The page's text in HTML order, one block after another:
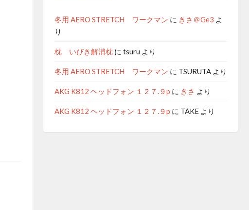
冬用 AERO STRETCH ワークマン に きさ＠Ge3 よ
り
枕 いびき解消枕 に tsuru より
冬用 AERO STRETCH ワークマン に TSURUTAより
AKG K812 ヘッドフォン １２７.９p に きさ より
AKG K812 ヘッドフォン １２７.９p に TAKEより